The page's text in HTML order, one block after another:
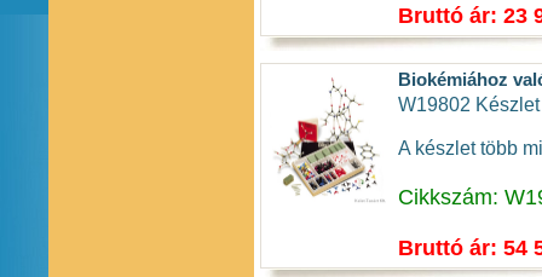
Bruttó ár: 23
Biokémiához
W19802
A készlet több
Cikkszám:
Bruttó ár: 54